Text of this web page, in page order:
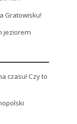
Gratowisku!
jeziorem
czasu! Czy to